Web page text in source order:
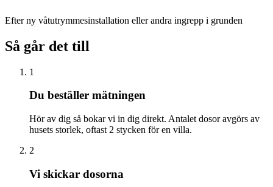
Efter ny våtutrymmesinstallation eller andra ingrepp i grunden
Så går det till
1
Du beställer mätningen
Hör av dig så bokar vi in dig direkt. Antalet dosor avgörs av
husets storlek, oftast 2 stycken för en villa.
2
Vi skickar dosorna